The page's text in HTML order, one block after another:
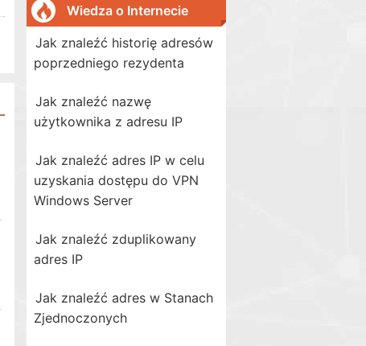
Wiedza o Internecie
Jak znaleźć historię adresów
poprzedniego rezydenta
Jak znaleźć nazwę
użytkownika z adresu IP
Jak znaleźć adres IP w celu
uzyskania dostępu do VPN
Windows Server
Jak znaleźć zduplikowany
adres IP
Jak znaleźć adres w Stanach
Zjednoczonych